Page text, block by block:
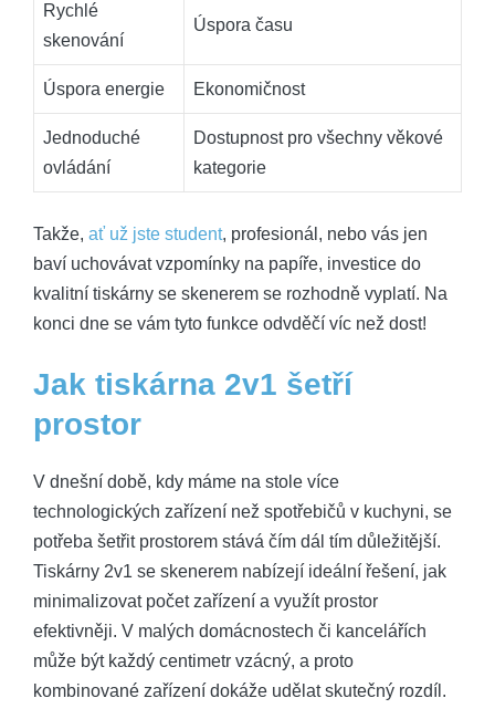
Rychlé
skenování
Úspora času
Úspora energie Ekonomičnost
Jednoduché
ovládání
Dostupnost pro všechny věkové
kategorie
Takže, ať už jste student, profesionál, nebo vás jen
baví uchovávat vzpomínky na papíře, investice do
kvalitní tiskárny se skenerem se rozhodně vyplatí. Na
konci dne se vám tyto funkce odvděčí víc než dost!
Jak tiskárna 2v1 šetří
prostor
V dnešní době, kdy máme na stole více
technologických zařízení než spotřebičů v kuchyni, se
potřeba šetřit prostorem stává čím dál tím důležitější.
Tiskárny 2v1 se skenerem nabízejí ideální řešení, jak
minimalizovat počet zařízení a využít prostor
efektivněji. V malých domácnostech či kancelářích
může být každý centimetr vzácný, a proto
kombinované zařízení dokáže udělat skutečný rozdíl.